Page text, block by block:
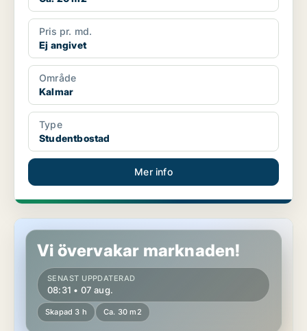
Pris pr. md.
Ej angivet
Område
Kalmar
Type
Studentbostad
Mer info
Studentbostad i Kalmar
Vi övervakar marknaden!
SENAST UPPDATERAD
08:31 • 07 aug.
Skapad 3 h Ca. 30 m2